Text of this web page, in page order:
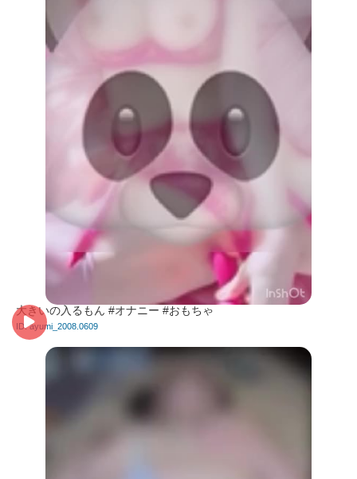
大きいの入るもん #オナニー #おもちゃ
ID: ayumi_2008.0609